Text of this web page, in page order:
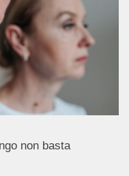
non basta